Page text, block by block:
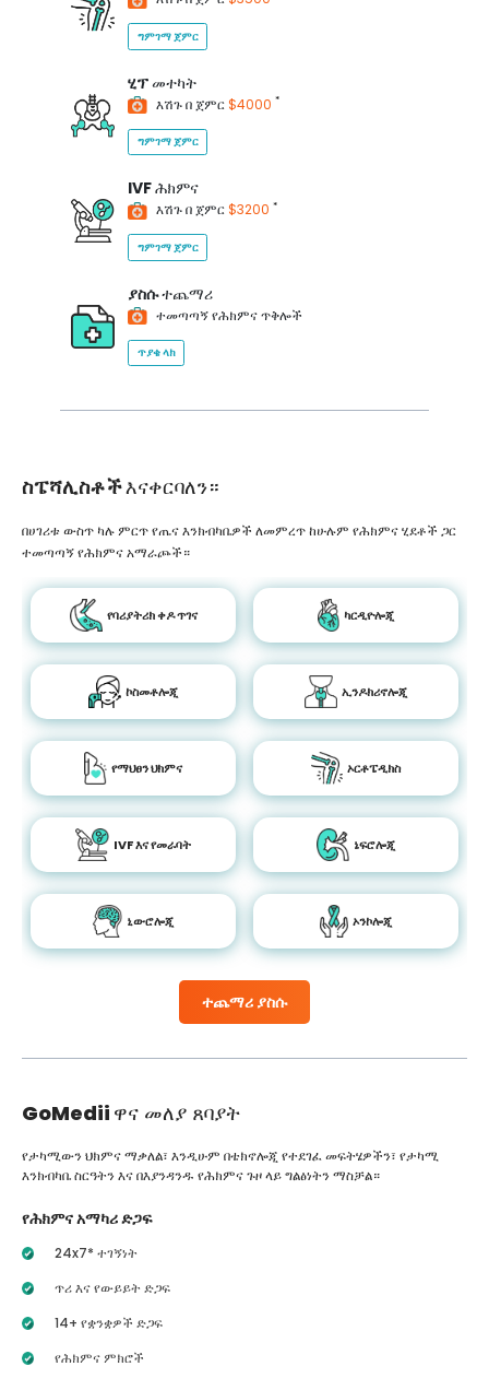
ግምገማ ጀምር
ሂፕመተካት
እሽጉ በ ጀምር$4000 *
ግምገማ ጀምር
IVFሕክምና
እሽጉ በ ጀምር$3200 *
ግምገማ ጀምር
ያስሱተጨማሪ
ተመጣጣኝ የሕክምና ጥቅሎች
ጥያቄ ላክ
ስፔሻሊስቶችእናቀርባለን።
ተጨማሪ ያስሱ
በሀገሪቱ ውስጥ ካሉ ምርጥ የጤና እንክብካቤዎች ለመምረጥ ከሁሉም የሕክምና ሂደቶች ጋር
ተመጣጣኝ የሕክምና አማራጮች።
የባሪያትሪክ ቀዶ ጥገና ካርዲዮሎጂ
ኮስመቶሎጂ ኢንዶክሪኖሎጂ
የማህፀን ህክምና ኦርቶፔዲክስ
IVF እና የመራባት ኔፍሮሎጂ
ኒውሮሎጂ ኦንኮሎጂ
GoMedii ዋና መለያ ጸባያት
የታካሚውን ህክምና ማቃለል፣ እንዲሁም በቴክኖሎጂ የተደገፈ መፍትሄዎችን፣ የታካሚ
እንክብካቤ ስርዓትን እና በእያንዳንዱ የሕክምና ጉዞ ላይ ግልፅነትን ማስቻል።
የሕክምና አማካሪ ድጋፍ
24x7* ተገኝነት
ጥሪ እና የውይይት ድጋፍ
14+ የቋንቋዎች ድጋፍ
የሕክምና ምክሮች